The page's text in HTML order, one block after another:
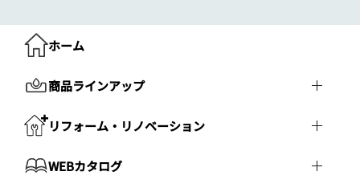
ホーム
商品ラインアップ
リフォーム・リノベーション
WEBカタログ